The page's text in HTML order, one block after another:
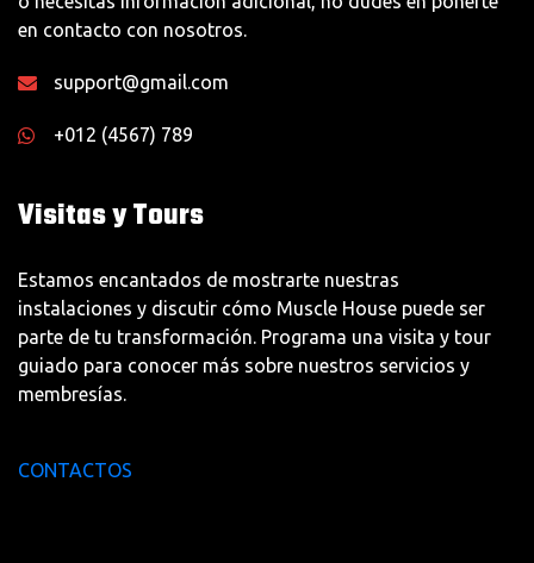
en contacto con nosotros.
support@gmail.com
+012 (4567) 789
Visitas y Tours
Estamos encantados de mostrarte nuestras
instalaciones y discutir cómo Muscle House puede ser
parte de tu transformación. Programa una visita y tour
guiado para conocer más sobre nuestros servicios y
membresías.
CONTACTOS